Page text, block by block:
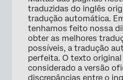
traduzidas do inglês
tradução automática.
tenhamos feito nossa
obter as melhores
possíveis, a tradução
perfeita. O texto original
considerado a versão
discrepâncias entre o